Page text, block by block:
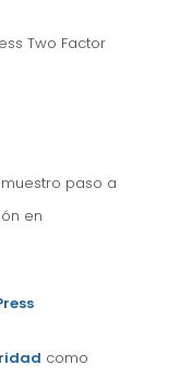
Two Factor
paso a
en
como